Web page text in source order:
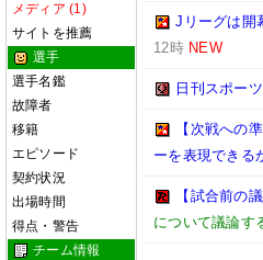
メディア (1)
サイトを推薦
選手
選手名鑑
故障者
移籍
エピソード
契約状況
出場時間
得点・警告
チーム情報
Jリーグは開
12時 NEW
日刊スポー
【次戦への
ーを表現できる
【試合前の
について議論す